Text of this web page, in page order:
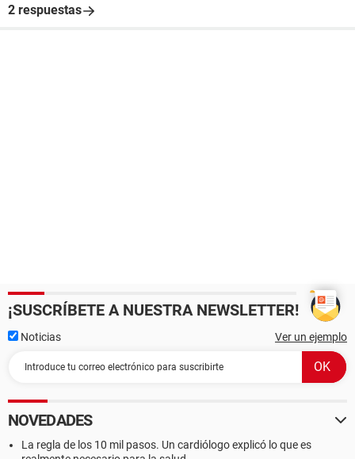
2 respuestas
¡SUSCRÍBETE A NUESTRA NEWSLETTER!
Noticias Ver un ejemplo
NOVEDADES
La regla de los 10 mil pasos. Un cardiólogo explicó lo que es